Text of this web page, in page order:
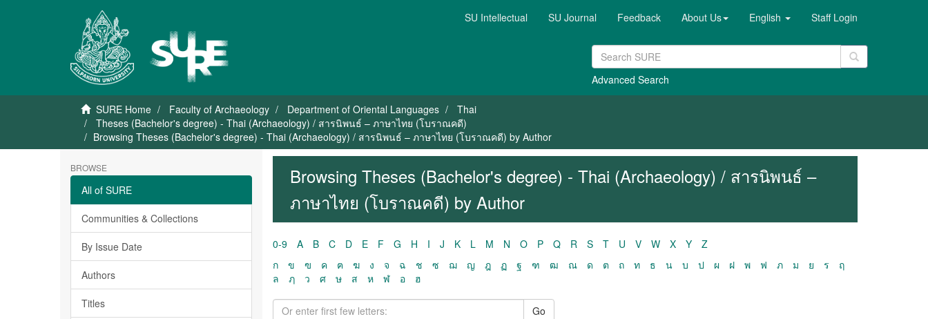
SU Intellectual SU Journal Feedback About Us English Staff Login
Advanced Search
SURE Home Faculty of Archaeology Department of Oriental Languages
Thai
Theses (Bachelor's degree) - Thai (Archaeology) / สารนิพนธ์ – ภาษาไทย (โบราณคดี)
Browsing Theses (Bachelor's degree) - Thai (Archaeology) / สารนิพนธ์ – ภาษาไทย (โบราณคดี) by Author
BROWSE
All of SURE
Communities & Collections
By Issue Date
Authors
Titles
Browsing Theses (Bachelor's degree) - Thai (Archaeology) / สารนิพนธ์ –
ภาษาไทย (โบราณคดี) by Author
0-9 A B C D E F G H I J K L M N O P Q R S T U V W X Y
Z
ก
ข ฃ ค ฅ ฆ ง จ ฉ ช ซ ฌ ญ ฎ ฏ ฐ ฑ ฒ ณ ด ต ถ ท ธ น บ ป ผ ฝ พ ฟ ภ ม ย ร
ฤ
ล
ฦ ว ศ ษ ส ห ฬ อ ฮ
Go